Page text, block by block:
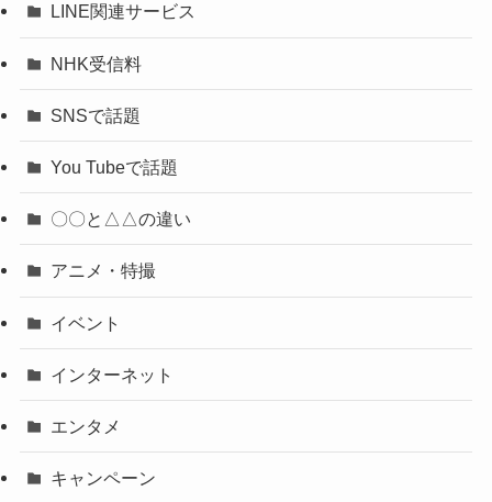
LINE関連サービス
NHK受信料
SNSで話題
You Tubeで話題
〇〇と△△の違い
アニメ・特撮
イベント
インターネット
エンタメ
キャンペーン